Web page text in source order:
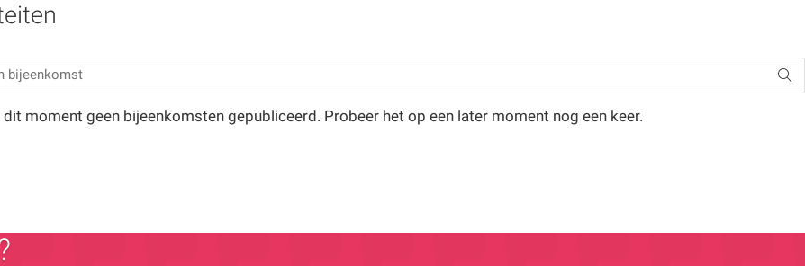
dit moment geen bijeenkomsten gepubliceerd. Probeer het op een later moment nog een keer.